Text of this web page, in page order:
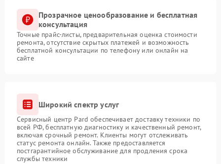
Прозрачное ценообразование и бесплатная
консультация
Точные прайс-листы, предварительная оценка стоимости
ремонта, отсутствие скрытых платежей и возможность
бесплатной консультации по телефону или онлайн на
сайте
Широкий спектр услуг
Сервисный центр Pard обеспечивает доставку техники по
всей РФ, бесплатную диагностику и качественный ремонт,
включая срочный ремонт. Клиенты могут отслеживать
статус ремонта онлайн. Также предоставляется
постгарантийное обслуживание для продления срока
службы техники